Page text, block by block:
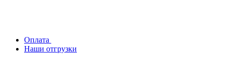
Оплата
Наши отгрузки